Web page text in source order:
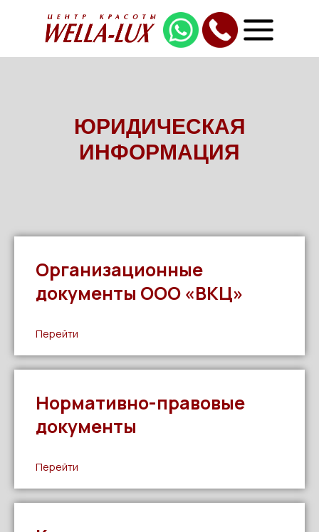
ЮРИДИЧЕСКАЯ
ИНФОРМАЦИЯ
Организационные
документы ООО «ВКЦ»
Перейти
Нормативно-правовые
документы
Перейти